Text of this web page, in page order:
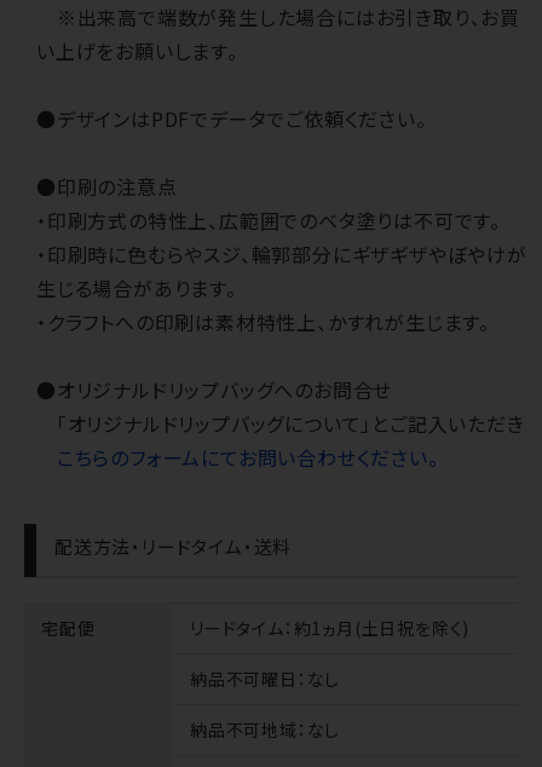
※出来高で端数が発生した場合にはお引き取り、お買
い上げをお願いします。
●デザインはPDFでデータでご依頼ください。
●印刷の注意点
・印刷方式の特性上、広範囲でのベタ塗りは不可です。
・印刷時に色むらやスジ、輪郭部分にギザギザやぼやけが
生じる場合があります。
・クラフトへの印刷は素材特性上、かすれが生じます。
●オリジナルドリップバッグへのお問合せ
「オリジナルドリップバッグについて」とご記入いただき
こちらのフォームにてお問い合わせください。
配送方法・リードタイム・送料
宅配便 リードタイム：約1ヵ月(土日祝を除く)
納品不可曜日 ：なし
納品不可地域 ：なし